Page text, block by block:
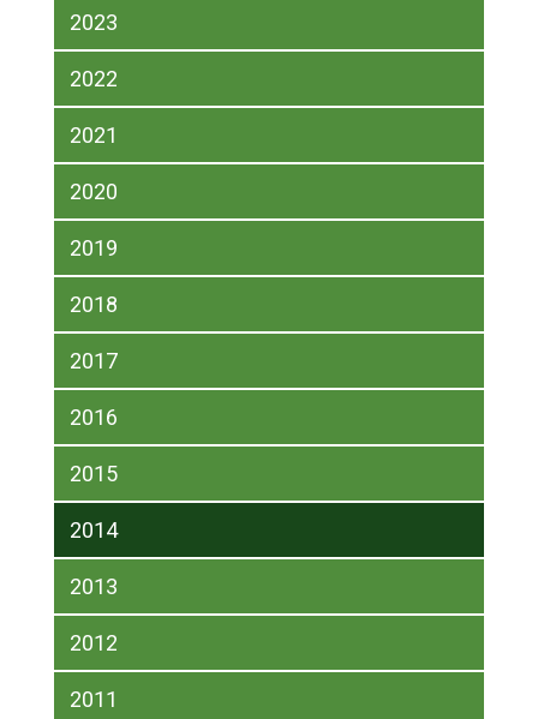
2023
2022
2021
2020
2019
2018
2017
2016
2015
2014
2013
2012
2011